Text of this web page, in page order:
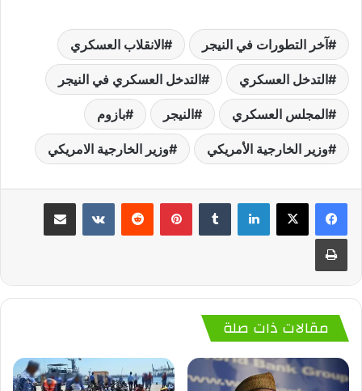
آخر التطورات في النيجر الانقلاب العسكري
التدخل العسكري التدخل العسكري في النيجر
المجلس العسكري النيجر بازوم
وزير الخارجية الأمريكي وزير الخارجية الامريكي
لينكدإن بينتيريست
مقالات ذات صلة